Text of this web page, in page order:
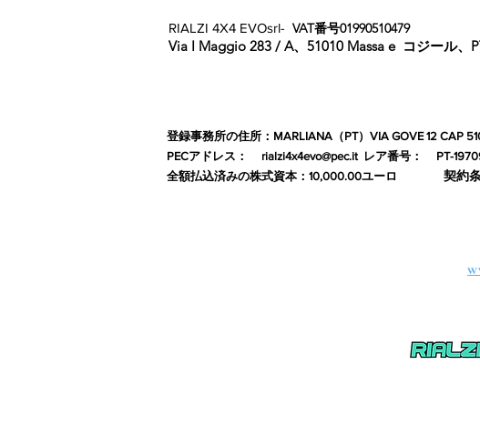
RIALZI 4X4 EVOsrl- VAT番号01990510479
Via I Maggio 283 / A、51010 Massa e コジール、
登録事務所の住所：MARLIANA（PT）VIA GOVE 12 CAP
PECアドレス：
rialzi4x4evo@pec.it レア番号： PT-
全額払込済みの株式資本：10,000.00ユーロ
契約
ビジュアル＆グラフィックデザイン